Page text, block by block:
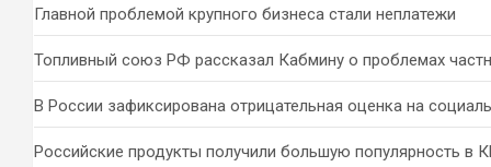
Главной проблемой крупного бизнеса стали неплатежи
Топливный союз РФ рассказал Кабмину о проблемах
В России зафиксирована отрицательная оценка на
Российские продукты получили большую популярность в